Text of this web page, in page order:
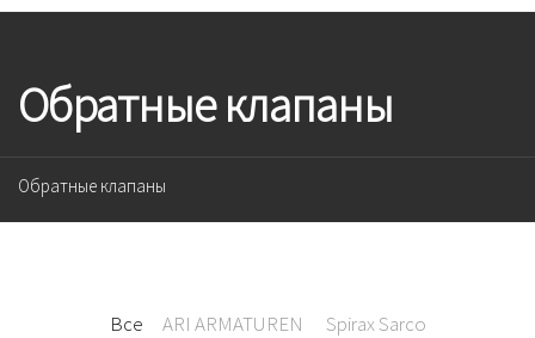
Обратные клапаны
Обратные клапаны
Все ARI ARMATUREN Spirax Sarco